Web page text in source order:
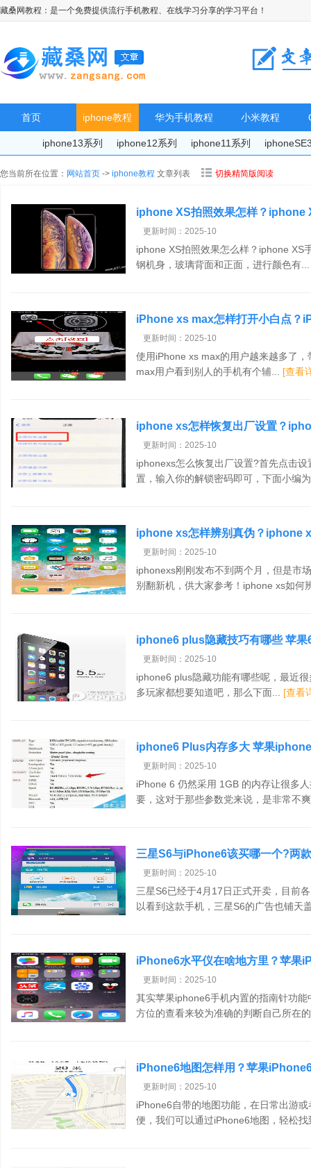
藏桑网教程：是一个免费提供流行手机教程、在线学习分享的学习平台！
首页 iphone教程 华为手机教程 小米教程
iphone13系列 iphone12系列 iphone11系列
您当前所在位置： 网站首页 -> iphone教程 文章列表 切换精简版阅读
iphone XS拍照效果怎样？iphone
更新时间：2025-10
iphone XS拍照效果怎么样？iphone XS
钢机身，玻璃背面和正面，进行颜色有
iPhone xs max怎样打开小白点？
更新时间：2025-10
使用iPhone xs max的用户越来越多了
max用户看到别人的手机有个辅... [查看
iphone xs怎样恢复出厂设置？
更新时间：2025-10
iphonexs怎么恢复出厂设置?首先点击
置，输入你的解锁密码即可，下面小编
iphone xs怎样辨别真伪？iphone
更新时间：2025-10
iphonexs刚刚发布不到两个月，但是市
别翻新机，供大家参考！iphone xs如何
iphone6 plus隐藏技巧有哪些 苹
更新时间：2025-10
iphone6 plus隐藏功能有哪些呢，最近
多玩家都想要知道吧，那么下面... [查看
iphone6 Plus内存多大 苹果
更新时间：2025-10
iPhone 6 仍然采用 1GB 的内存让很多
要，这对于那些参数党来说，是非常不
三星S6与iPhone6该买哪一个?两
更新时间：2025-10
三星S6已经于4月17日正式开卖，目前
以看到这款手机，三星S6的广告也铺天
iPhone6水平仪在啥地方里？苹果
更新时间：2025-10
其实苹果iphone6手机内置的指南针功
方位的查看来较为准确的判断自己所在
iPhone6地图怎样用？苹果
更新时间：2025-10
iPhone6自带的地图功能，在日常出游
便，我们可以通过iPhone6地图，轻松